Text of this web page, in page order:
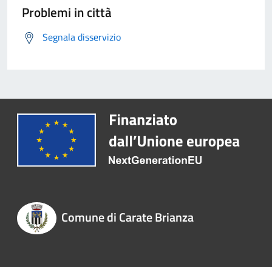
Problemi in città
Segnala disservizio
Comune di Carate Brianza